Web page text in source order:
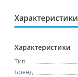
Характеристики
Характеристики
Тип
Бренд